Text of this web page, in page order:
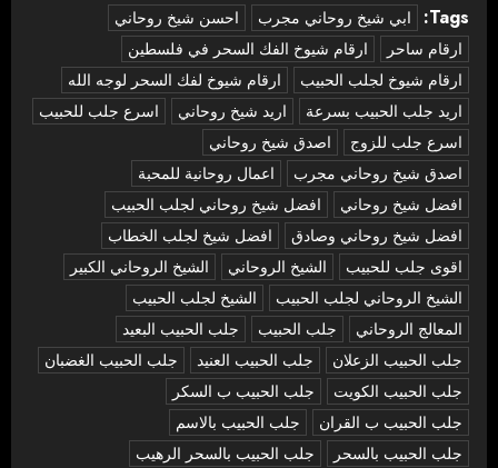
Tags: ‏ابي شيخ روحاني مجرب
احسن شيخ روحاني
ارقام ساحر
ارقام شيوخ الفك السحر في فلسطين
ارقام شيوخ لجلب الحبيب
ارقام شيوخ لفك السحر لوجه الله
اريد جلب الحبيب بسرعة
اريد شيخ روحاني
اسرع جلب للحبيب
اسرع جلب للزوج
اصدق شيخ روحاني
اصدق شيخ روحاني مجرب
اعمال روحانية للمحبة
افضل شيخ روحاني
افضل شيخ روحاني لجلب الحبيب
افضل شيخ روحاني وصادق
افضل شيخ لجلب الخطاب
اقوى جلب للحبيب
الشيخ الروحاني
الشيخ الروحاني الكبير
الشيخ الروحاني لجلب الحبيب
الشيخ لجلب الحبيب
المعالج الروحاني
جلب الحبيب
جلب الحبيب البعيد
جلب الحبيب الزعلان
جلب الحبيب العنيد
جلب الحبيب الغضبان
جلب الحبيب الكويت
جلب الحبيب ب السكر
جلب الحبيب ب القران
جلب الحبيب بالاسم
جلب الحبيب بالسحر
جلب الحبيب بالسحر الرهيب